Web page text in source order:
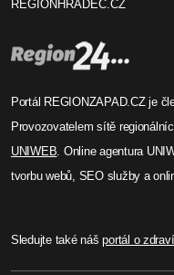
REGIONHRADEC.CZ
Portál REGIONZAPAD.CZ je
Provozovatelem sítě
UNIWEB. Online agentura
tvorbu webů, SEO služby a
Sledujte také nášportál o zdraví